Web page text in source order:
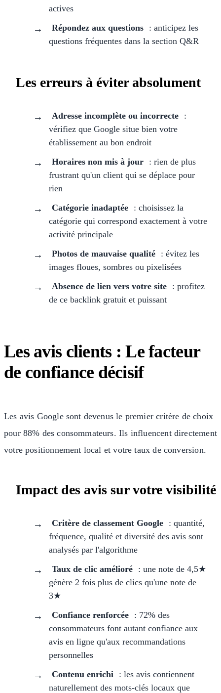
actives
Répondez aux questions : anticipez les
questions fréquentes dans la section Q&R
Les erreurs à éviter absolument
Adresse incomplète ou incorrecte :
vérifiez que Google situe bien votre
établissement au bon endroit
Horaires non mis à jour : rien de plus
frustrant qu'un client qui se déplace pour
rien
Catégorie inadaptée : choisissez la
catégorie qui correspond exactement à votre
activité principale
Photos de mauvaise qualité : évitez les
images floues, sombres ou pixelisées
Absence de lien vers votre site : profitez
de ce backlink gratuit et puissant
Les avis clients : Le facteur
de confiance décisif
Les avis Google sont devenus le premier critère de choix
pour 88% des consommateurs. Ils influencent directement
votre positionnement local et votre taux de conversion.
Impact des avis sur votre visibilité
Critère de classement Google : quantité,
fréquence, qualité et diversité des avis sont
analysés par l'algorithme
Taux de clic amélioré : une note de 4,5★
génère 2 fois plus de clics qu'une note de
3★
Confiance renforcée : 72% des
consommateurs font autant confiance aux
avis en ligne qu'aux recommandations
personnelles
Contenu enrichi
: les avis contiennent
naturellement des mots-clés locaux que